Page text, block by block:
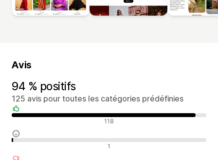
Avis
94 % positifs
125 avis pour toutes les catégories prédéfinies
Avis positifs 118
Avis neutres 1